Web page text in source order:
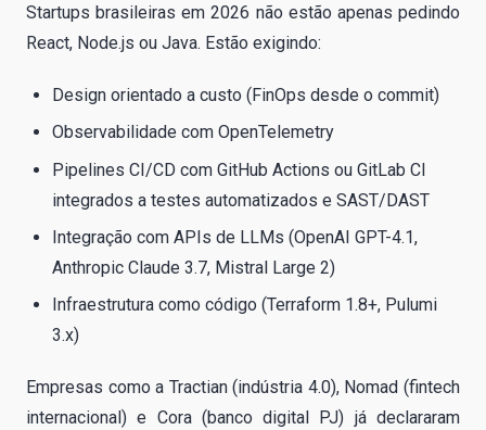
Startups brasileiras em 2026 não estão apenas pedindo
React, Node.js ou Java. Estão exigindo:
Design orientado a custo (FinOps desde o commit)
Observabilidade com OpenTelemetry
Pipelines CI/CD com GitHub Actions ou GitLab CI
integrados a testes automatizados e SAST/DAST
Integração com APIs de LLMs (OpenAI GPT-4.1,
Anthropic Claude 3.7, Mistral Large 2)
Infraestrutura como código (Terraform 1.8+, Pulumi
3.x)
Empresas como a Tractian (indústria 4.0), Nomad (fintech
internacional) e Cora (banco digital PJ) já declararam